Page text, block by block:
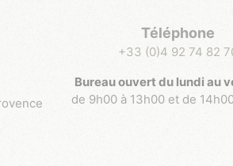
Téléphone
+33 (0)4 92 74 82
Bureau ouvert du lundi au
de 9h00 à 13h00 et de